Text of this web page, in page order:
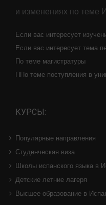
и изменениях по теме
Если вас интересует
Если вас интересует тема
По теме магистратуры
ППо теме поступления в
КУРСЫ:
Популярные направления
Студенческая виза
Школы испанского языка в
Детские летние лагеря
Высшее образование в